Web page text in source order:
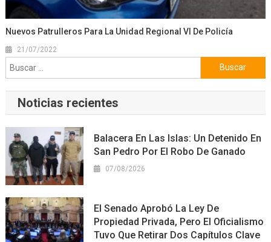
Nuevos Patrulleros Para La Unidad Regional VI De Policía
21/07/2022
Buscar:
Noticias recientes
Balacera En Las Islas: Un Detenido En
San Pedro Por El Robo De Ganado
07/08/2026
El Senado Aprobó La Ley De
Propiedad Privada, Pero El Oficialismo
Tuvo Que Retirar Dos Capítulos Clave